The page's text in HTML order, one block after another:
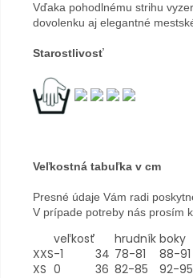
Vďaka pohodlnému strihu
dovolenku aj elegantné
Starostlivosť
Veľkostná tabuľka v cm
Presné údaje Vám radi
V prípade potreby nás prosím
veľkosť hrudník boky
XXS-1 34 78-81 88-91
XS 0 36 82-85 92-95